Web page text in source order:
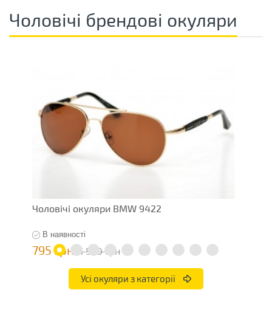
Чоловічі брендові окуляри
Чоловічі окуляри BMW 9422
В наявності
795 грн 1 590 грн
Усі окуляри з категорії